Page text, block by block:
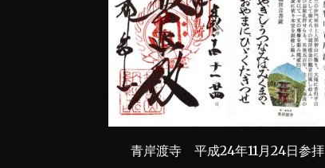
青岸渡寺 平成24年11月24日参拝